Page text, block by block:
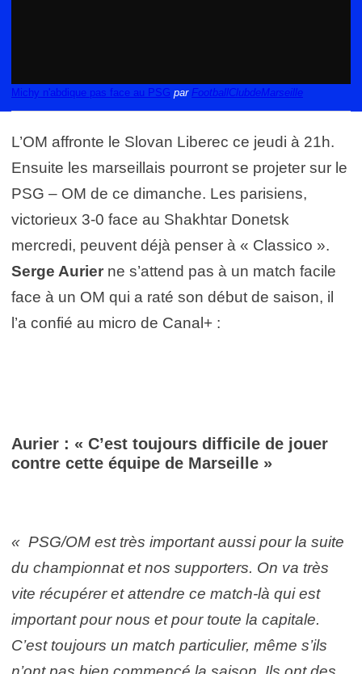
Michy n'abdique pas face au PSG par FootballClubdeMarseille
L’OM affronte le Slovan Liberec ce jeudi à 21h.
Ensuite les marseillais pourront se projeter sur le
PSG – OM de ce dimanche. Les parisiens,
victorieux 3-0 face au Shakhtar Donetsk
mercredi, peuvent déjà penser à « Classico ».
Serge Aurier ne s’attend pas à un match facile
face à un OM qui a raté son début de saison, il
l’a confié au micro de Canal+ :
Aurier : « C’est toujours difficile de jouer
contre cette équipe de Marseille »
« PSG/OM est très important aussi pour la suite
du championnat et nos supporters. On va très
vite récupérer et attendre ce match-là qui est
important pour nous et pour toute la capitale.
C’est toujours un match particulier, même s’ils